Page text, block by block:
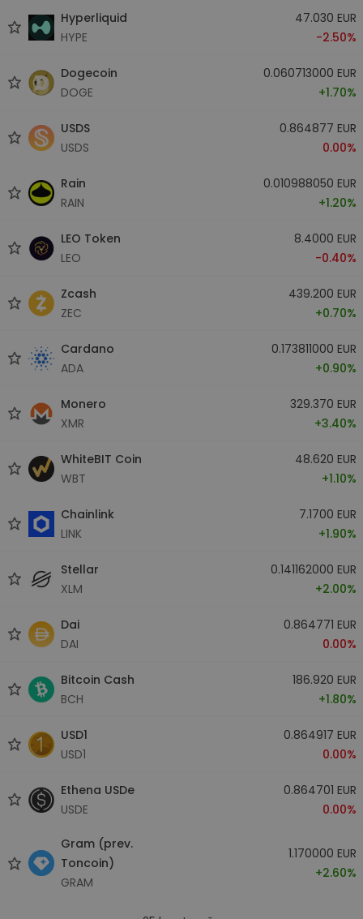
Hyperliquid
HYPE
47.030 EUR
-2.50%
Dogecoin
DOGE
0.060713000 EUR
+1.70%
USDS
USDS
0.864877 EUR
0.00%
Rain
RAIN
0.010988050 EUR
+1.20%
LEO Token
LEO
8.4000 EUR
-0.40%
Zcash
ZEC
439.200 EUR
+0.70%
Cardano
ADA
0.173811000 EUR
+0.90%
Monero
XMR
329.370 EUR
+3.40%
WhiteBIT Coin
WBT
48.620 EUR
+1.10%
Chainlink
LINK
7.1700 EUR
+1.90%
Stellar
XLM
0.141162000 EUR
+2.00%
Dai
DAI
0.864771 EUR
0.00%
Bitcoin Cash
BCH
186.920 EUR
+1.80%
USD1
USD1
0.864917 EUR
0.00%
Ethena USDe
USDE
0.864701 EUR
0.00%
Gram (prev.
Toncoin)
GRAM
1.170000 EUR
+2.60%